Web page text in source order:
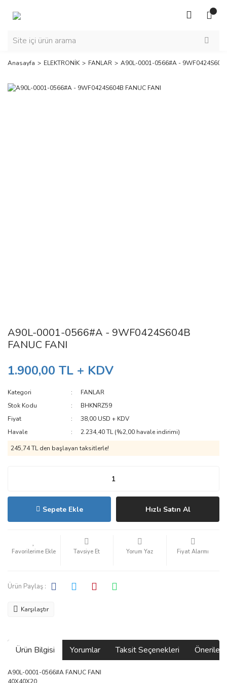
Anasayfa ELEKTRONİK FANLAR A90L-0001-0566#A -
A90L-0001-0566#A - 9WF0424S604B
FANUC FANI
1.900,00 TL + KDV
Kategori
FANLAR
Stok Kodu
BHKNRZ59
Fiyat
38,00 USD + KDV
Havale
2.234,40 TL (%2,00 havale indirimi)
245,74 TL den başlayan taksitlerle!
Sepete Ekle Hızlı Satın Al
Tavsiye Et Yorum Yaz Fiyat Alarmı
Ürün Paylaş :
Karşılaştır
Ürün Bilgisi Yorumlar Taksit Seçenekleri
A90L-0001-0566#A FANUC FANI